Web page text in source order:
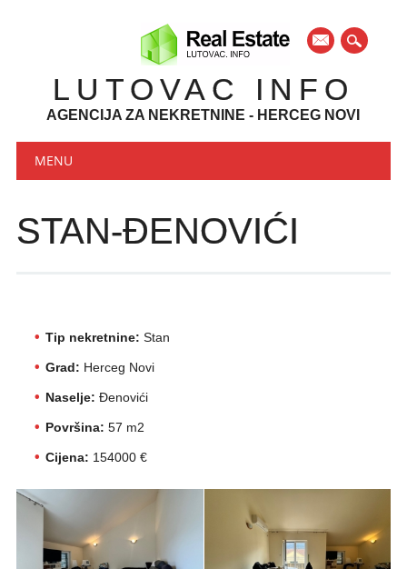
mail
LUTOVAC INFO
AGENCIJA ZA NEKRETNINE - HERCEG NOVI
Main menu
MENU
STAN-ĐENOVIĆI
Tip nekretnine: Stan
Grad: Herceg Novi
Naselje: Đenovići
Površina: 57 m2
Cijena: 154000 €